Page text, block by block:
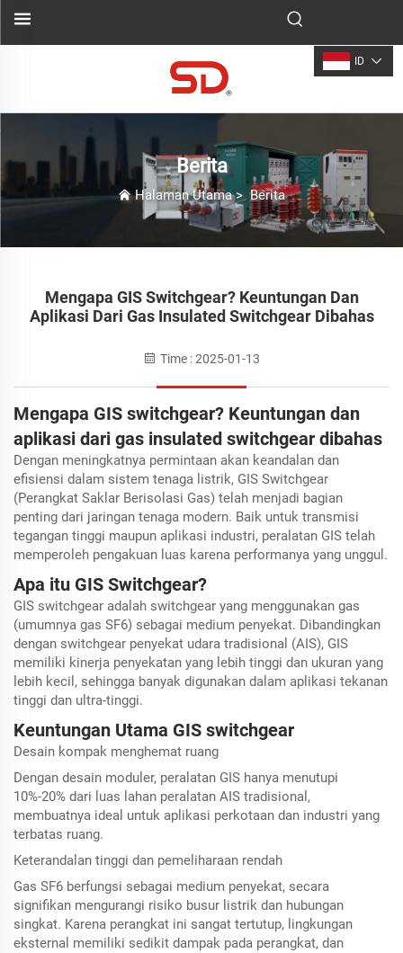
ID
Berita
Halaman Utama>Berita
Mengapa GIS Switchgear? Keuntungan Dan
Aplikasi Dari Gas Insulated Switchgear Dibahas
Time : 2025-01-13
Mengapa GIS switchgear? Keuntungan dan
aplikasi dari gas insulated switchgear dibahas
Dengan meningkatnya permintaan akan keandalan dan
efisiensi dalam sistem tenaga listrik, GIS Switchgear
(Perangkat Saklar Berisolasi Gas) telah menjadi bagian
penting dari jaringan tenaga modern. Baik untuk transmisi
tegangan tinggi maupun aplikasi industri, peralatan GIS telah
memperoleh pengakuan luas karena performanya yang unggul.
Apa itu GIS Switchgear?
GIS switchgear adalah switchgear yang menggunakan gas
(umumnya gas SF6) sebagai medium penyekat. Dibandingkan
dengan switchgear penyekat udara tradisional (AIS), GIS
memiliki kinerja penyekatan yang lebih tinggi dan ukuran yang
lebih kecil, sehingga banyak digunakan dalam aplikasi tekanan
tinggi dan ultra-tinggi.
Keuntungan Utama GIS switchgear
Desain kompak menghemat ruang
Dengan desain moduler, peralatan GIS hanya menutupi
10%-20% dari luas lahan peralatan AIS tradisional,
membuatnya ideal untuk aplikasi perkotaan dan industri yang
terbatas ruang.
Keterandalan tinggi dan pemeliharaan rendah
Gas SF6 berfungsi sebagai medium penyekat, secara
signifikan mengurangi risiko busur listrik dan hubungan
singkat. Karena perangkat ini sangat tertutup, lingkungan
eksternal memiliki sedikit dampak pada perangkat, dan